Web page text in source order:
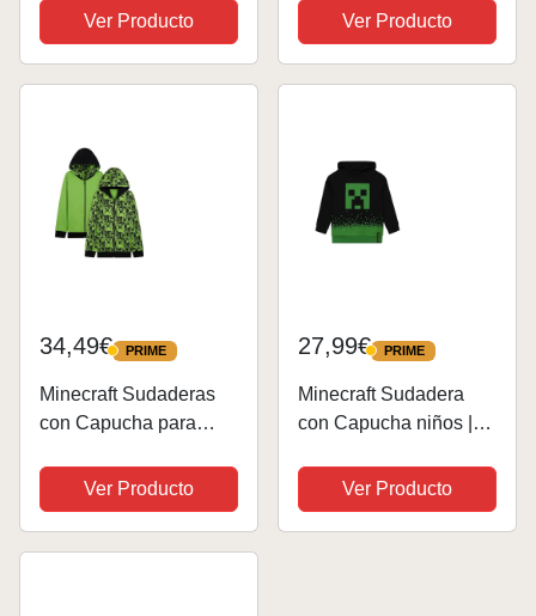
Sudadera con
Capucha para Niños,
Gamer Regalos
Ver Producto
Sudadera Niño
Cremallera | Verde 5-6
Años
Ver Producto
34,49€ PRIME
PRIME
Minecraft Sudaderas
con Capucha para
Reversible con
Cremallera Ropa Niño
Adolescente Gamer 5-
Ver Producto
27,99€ PRIME
PRIME
Minecraft Sudadera
con Capucha niños |
Capucha Creeper |
Ropa de Juego para
niños | 12-13 años
Ver Producto